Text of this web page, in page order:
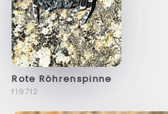
Rote Röhrenspinne
f19712